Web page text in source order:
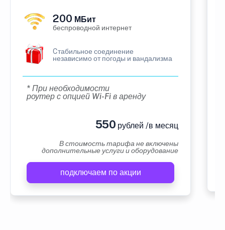
200 МБит
беспроводной интернет
Cтабильное соединение
независимо от погоды и вандализма
* При необходимости
роутер с опцией Wi-Fi в аренду
550 рублей /в месяц
В стоимость тарифа не включены
дополнительные услуги и оборудование
подключаем по акции